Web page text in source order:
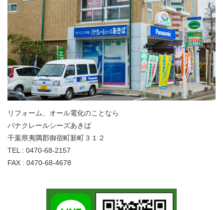
リフォーム、オール電化のことなら
パナクレールシーズあきば
千葉県夷隅郡御宿町新町３１２
TEL : 0470-68-2157
FAX : 0470-68-4678